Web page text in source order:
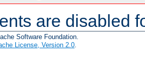
are disabled
Software Foundation.
License, Version 2.0